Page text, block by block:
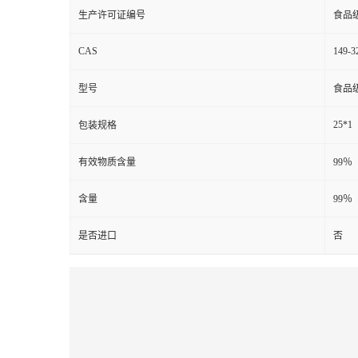
生产许可证编号 食品
CAS 149-
型号 食品
包装规格 25*1
有效物质含量 99％
含量 99％
是否进口 否